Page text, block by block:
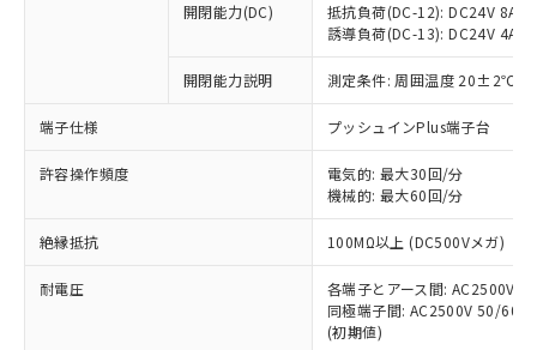
開閉能力(DC)
抵抗負荷(DC-12): DC24V 8A/
誘導負荷(DC-13): DC24V 4A/
開閉能力説明 測定条件: 周囲温度 20±2℃、
端子仕様 プッシュインPlus端子台
許容操作頻度
電気的: 最大30回/分
機械的: 最大60回/分
絶縁抵抗 100MΩ以上 (DC500Vメガ)
耐電圧
各端子とアース間: AC2500V
同極端子間: AC2500V 50/
(初期値)
以下の条件をお読みいただき、同意のうえ
ご利用ください。
本サービスは、当社制御機器事業取扱
商品の当社在庫状況および標準価格
(税抜)を提供させていただくもので
当社制御機器事業取扱商品の中には、
本サービスの対象外となる商品もある
ことをご了承ください。
在庫状況および標準価格照会結果は、
記載している更新日時点での社内デー
対応予定なし：EU RoHS指令（10物質）の
非含有に非対応の商品で、対応品を出す予
調査・確認中：EU RoHS指令（10物質）の
非含有の対応状況を調査中または確認中の
商品です。
非該当品：ライセンス料など無形物で、有
害物質有無と関係のない商品です。
仕入先様の事情により、非含有部品として
いたものが、含有品と判明した場合などや
むを得ず変更することがあります。
「○」：最大均質材料含有率が中国RoHSの
基準値以下であることを示します。
「×」：最大均質材料含有率が中国RoHSの
基準値を超えていることを示します。
「－」：未確認です。当社販売部門へお問
当社は、これら貴社製品のうち、外国
為替および外国貿易法に定める商品
（以下｢規制貨物等」という）を輸出